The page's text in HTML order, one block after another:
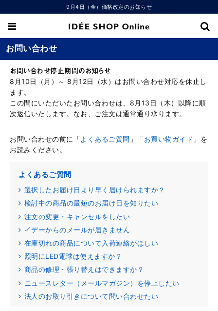
9月4日（金）価格改定のお知らせ
お問い合わせ
お問い合わせ停止期間のお知らせ
8月10日（月）～ 8月12日（水）はお問い合わせ対応を休止し
ます。
この間にいただいたお問い合わせは、8月13日（木）以降に順
次返信いたします。なお、ご注文は通常通り承ります。
お問い合わせの前に「よくあるご質問 」「お買い物ガイド 」を
お読みください。
よくあるご質問
選択したお届け日より早く届けられますか？
検討中の商品の最短のお届け日を知りたい
注文の変更・キャンセルをしたい
イデーからのメールが届きません
在庫切れの商品について入荷連絡がほしい
照明にLED電球は使えますか？
商品の修理・張り替えはできますか？
ニュースレター（メールマガジン）を停止したい
法人のお取り引きについて問い合わせたい